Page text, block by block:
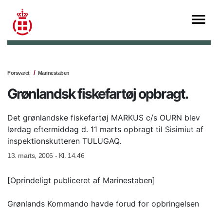
Forsvaret Marinestaben
Grønlandsk fiskefartøj opbragt.
Det grønlandske fiskefartøj MARKUS c/s OURN blev
lørdag eftermiddag d. 11 marts opbragt til Sisimiut af
inspektionskutteren TULUGAQ.
13. marts, 2006 - Kl. 14.46
[Oprindeligt publiceret af Marinestaben]
Grønlands Kommando havde forud for opbringelsen